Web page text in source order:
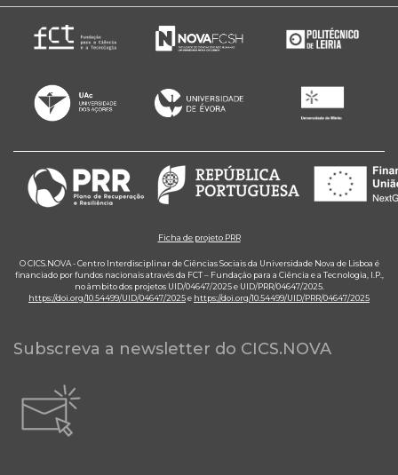
Ficha de projeto PRR
O CICS.NOVA - Centro Interdisciplinar de Ciências Sociais da Universidade Nova de Lisboa é
financiado por fundos nacionais através da FCT – Fundação para a Ciência e a Tecnologia, I.P.,
no âmbito dos projetos UID/04647/2025 e UID/PRR/04647/2025.
https://doi.org/10.54499/UID/04647/2025e https://doi.org/10.54499/UID/PRR/04647/2025
Subscreva a newsletter do CICS.NOVA